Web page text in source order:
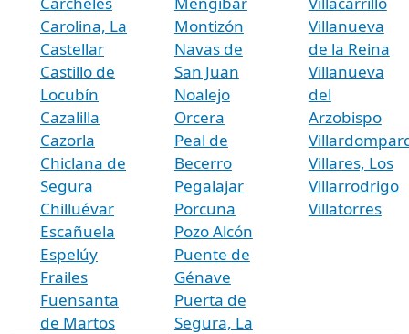
Carolina, La
Castellar
Castillo de
Locubín
Cazalilla
Cazorla
Chiclana de
Segura
Chilluévar
Escañuela
Espelúy
Frailes
Fuensanta
de Martos
Montizón
Navas de
San Juan
Noalejo
Orcera
Peal de
Becerro
Pegalajar
Porcuna
Pozo Alcón
Puente de
Génave
Puerta de
Segura, La
Villanueva
de la Reina
Villanueva
del
Arzobispo
Villares, Los
Villarrodrigo
Villatorres